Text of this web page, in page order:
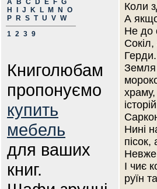
A
B C D E F G
H
J K L M N
O
P
R S T U V W
1 2 3 9
Книголюбам
пропонуємо
купить
мебель
для ваших
книг.
Коли
А
Не до
Герди.
Земля
Нині
Невже
І чиє
руїн